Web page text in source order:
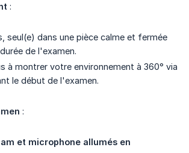
:
seul(e) dans une pièce calme et fermée
de l'examen.
à montrer votre environnement à 360° via
le début de l'examen.
:
et microphone allumés en